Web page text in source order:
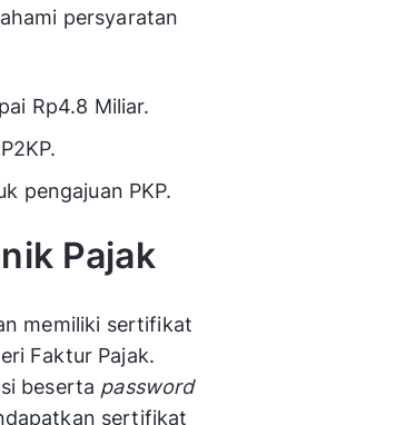
persyaratan
Rp4.8 Miliar.
pengajuan PKP.
Pajak
memiliki sertifikat
Faktur Pajak.
beserta password
sertifikat